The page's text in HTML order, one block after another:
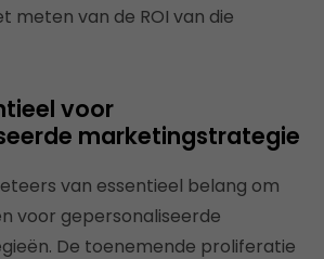
meten van de ROI van die
voor
marketingstrategie
van essentieel belang om
voor gepersonaliseerde
De toenemende proliferatie